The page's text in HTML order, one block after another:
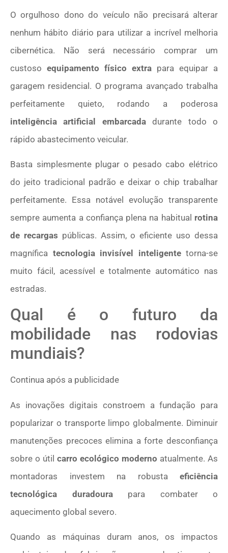
O orgulhoso dono do veículo não precisará alterar
nenhum hábito diário para utilizar a incrível melhoria
cibernética. Não será necessário comprar um
custoso equipamento físico extra para equipar a
garagem residencial. O programa avançado trabalha
perfeitamente quieto, rodando a poderosa
inteligência artificial embarcadadurante todo o
rápido abastecimento veicular.
Basta simplesmente plugar o pesado cabo elétrico
do jeito tradicional padrão e deixar o chip trabalhar
perfeitamente. Essa notável evolução transparente
sempre aumenta a confiança plena na habitual rotina
de recargas públicas. Assim, o eficiente uso dessa
magnífica tecnologia invisível inteligentetorna-se
muito fácil, acessível e totalmente automático nas
estradas.
Qual é o futuro da
mobilidade nas rodovias
mundiais?
Continua após a publicidade
As inovações digitais constroem a fundação para
popularizar o transporte limpo globalmente. Diminuir
manutenções precoces elimina a forte desconfiança
sobre o útil carro ecológico moderno atualmente. As
montadoras investem na robusta eficiência
tecnológica duradourapara combater o
aquecimento global severo.
Quando as máquinas duram anos, os impactos